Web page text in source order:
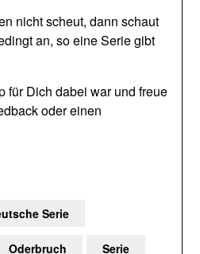
nicht scheut, dann schaut
an, so eine Serie gibt
für Dich dabei war und freue
oder einen
Serie
Oderbruch Serie